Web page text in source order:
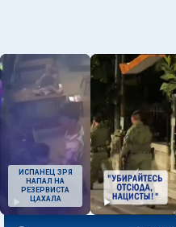
ИСПАНЕЦ ЗРЯ
НАПАЛ НА
РЕЗЕРВИСТА
ЦАХАЛА